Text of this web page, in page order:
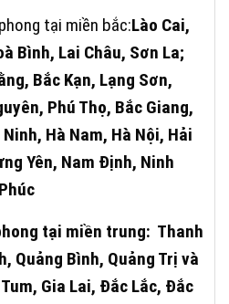
tại miền bắc:Lào Cai,
Bình, Lai Châu, Sơn La;
Bắc Kạn, Lạng Sơn,
Phú Thọ, Bắc Giang,
Hà Nam, Hà Nội, Hải
Yên, Nam Định, Ninh
tại miền trung: Thanh
, Quảng Bình, Quảng Trị và
Gia Lai, Đắc Lắc, Đắc